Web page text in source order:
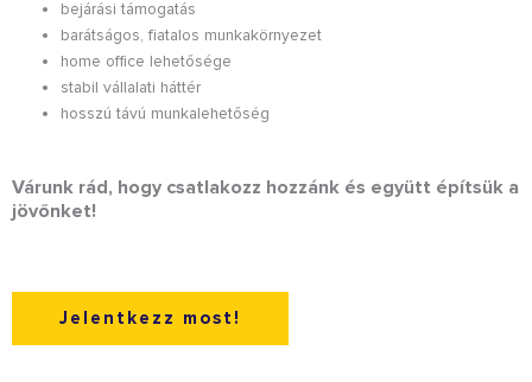
bejárási támogatás
barátságos, fiatalos munkakörnyezet
home office lehetősége
stabil vállalati háttér
hosszú távú munkalehetőség
Várunk rád, hogy csatlakozz hozzánk és együtt építsük a
jövőnket!
Jelentkezz most!